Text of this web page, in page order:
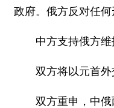
政府。俄方反对任
中方支持俄方
双方将以元首
双方重申，中